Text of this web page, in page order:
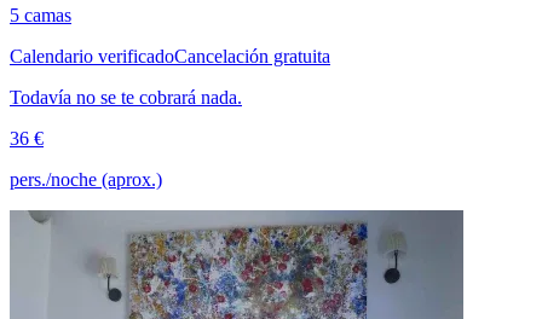
5 camas
Calendario verificadoCancelación gratuita
Todavía no se te cobrará nada.
36 €
pers./noche (aprox.)